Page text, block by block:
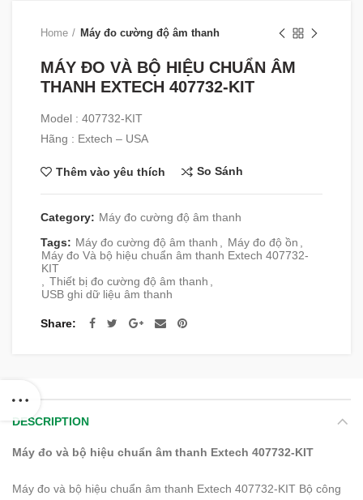
Home Máy đo cường độ âm thanh
MÁY ĐO VÀ BỘ HIỆU CHUẨN ÂM
THANH EXTECH 407732-KIT
Model : 407732-KIT
Hãng : Extech – USA
Thêm vào yêu thích So Sánh
Category: Máy đo cường độ âm thanh
Tags: Máy đo cường độ âm thanh , Máy đo độ ồn ,
Máy đo Và bộ hiệu chuẩn âm thanh Extech 407732-
KIT
, Thiết bị đo cường độ âm thanh ,
USB ghi dữ liệu âm thanh
Share
DESCRIPTION
Máy đo và bộ hiệu chuẩn âm thanh Extech 407732-KIT
Máy đo và bộ hiệu chuẩn âm thanh Extech 407732-KIT Bộ công